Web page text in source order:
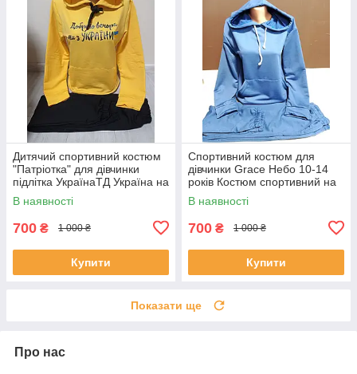
Дитячий спортивний костюм
"Патріотка" для дівчинки
підлітка УкраїнаТД Україна на
5-6 років двійка худі та штани
В наявності
700 ₴ 1 000 ₴
Купити
Спортивний костюм для
дівчинки Grace Небо 10-14
років Костюм спортивний на
дівчинку підлітка Бавовняний
костюм
В наявності
700 ₴ 1 000 ₴
Купити
Показати ще
Про нас